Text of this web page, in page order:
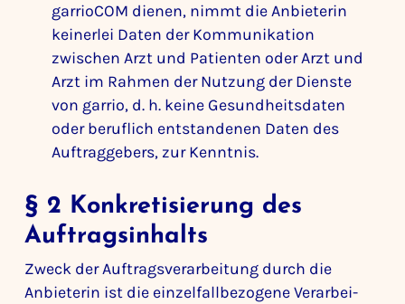
garrioCOM dienen, nimmt die Anbie­terin
keinerlei Daten der Kommu­ni­ka­tion
zwischen Arzt und Pati­enten oder Arzt und
Arzt im Rahmen der Nutzung der Dienste
von garrio, d. h. keine Gesund­heits­daten
oder beruf­lich entstan­denen Daten des
Auftrag­ge­bers, zur Kenntnis.
§ 2 Konkre­ti­sie­rung des
Auftrags­in­halts
Zweck der Auftrags­ver­ar­bei­tung durch die
Anbie­terin ist die einzel­fall­be­zo­gene Verar­bei­